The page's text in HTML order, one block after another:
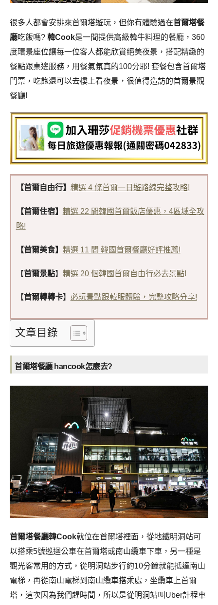
很多人都會安排來首爾塔遊玩，但你有體驗過在首爾塔餐
廳吃飯嗎? 韓Cook是一間提供高級韓牛料理的餐廳，360
度環景座位讓每一位客人都能欣賞絕美夜景，搭配精緻的
餐點跟桌邊服務，用餐氣氛真的100分耶! 套餐包含首爾塔
門票，吃飽還可以去樓上看夜景，很值得造訪的首爾景觀
餐廳!
【首爾自由行】 精選 4 條首爾一日遊路線完整攻略!
【首爾住宿】 精選 22 間韓國首爾飯店優惠，4區域全攻
略!
【首爾美食】 精選 11 間 韓國首爾餐廳好評推薦!
【首爾景點】 精選 20 個韓國首爾自由行必去景點!
【首爾轉轉卡】 必玩景點跟韓服體驗，完整攻略分享!
文章目錄
首爾塔餐廳 hancook怎麼去?
首爾塔餐廳韓Cook就位在首爾塔裡面，從地鐵明洞站可
以搭乘5號巡迴公車在首爾塔或南山纜車下車，另一種是
觀光客常用的方式，從明洞站步行約10分鐘就能抵達南山
電梯，再從南山電梯到南山纜車搭乘處，坐纜車上首爾
塔，這次因為我們趕時間，所以是從明洞站叫Uber計程車